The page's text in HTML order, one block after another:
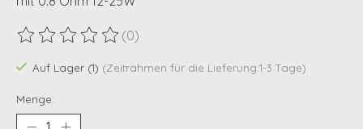
Die Bewertung dieses Produkts ist
(0)
Auf Lager (1) (Zeitrahmen für die Lieferung:1-3 Tage)
Menge: